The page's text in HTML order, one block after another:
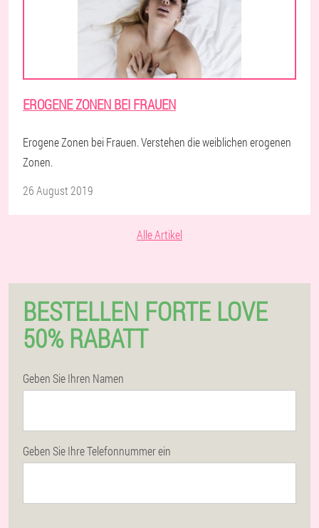
EROGENE ZONEN BEI FRAUEN
Erogene Zonen bei Frauen. Verstehen die weiblichen erogenen
Zonen.
26 August 2019
Alle Artikel
BESTELLEN FORTE LOVE
50% RABATT
Geben Sie Ihren Namen
Geben Sie Ihre Telefonnummer ein